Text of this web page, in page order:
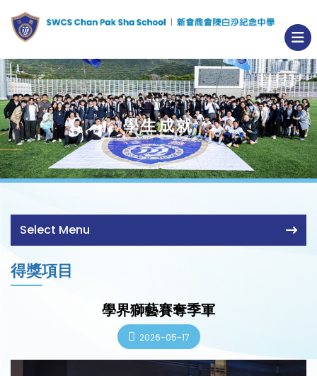
學生成就
Select Menu
得獎項目
學界獅藝賽奪季軍
2026-05-17